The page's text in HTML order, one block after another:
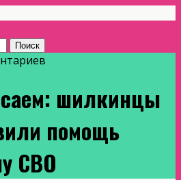
шилкинцы
помощь
СВО